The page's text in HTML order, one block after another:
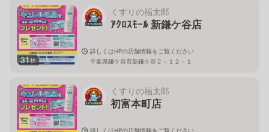
31枚
くすりの福太郎
ｱｸﾛｽﾓｰﾙ 新鎌ケ谷店
詳しくはHPの店舗情報をご覧ください
千葉県鎌ケ谷市新鎌ケ谷２－１２－１
くすりの福太郎
初富本町店
詳しくはHPの店舗情報をご覧ください